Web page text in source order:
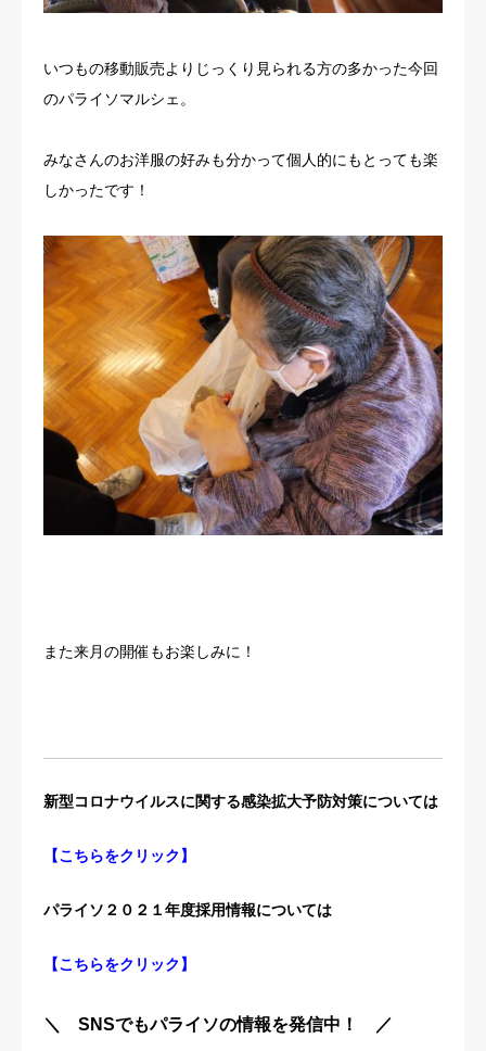
いつもの移動販売よりじっくり見られる方の多かった今回
のパライソマルシェ。
みなさんのお洋服の好みも分かって個人的にもとっても楽
しかったです！
また来月の開催もお楽しみに！
新型コロナウイルスに関する感染拡大予防対策については
【こちらをクリック 】
パライソ２０２１年度採用情報については
【こちらをクリック 】
＼ SNSでもパライソの情報を発信中！ ／